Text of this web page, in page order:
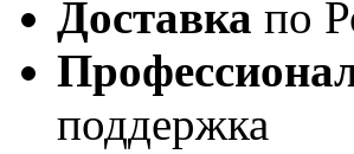
Доставка по
поддержка